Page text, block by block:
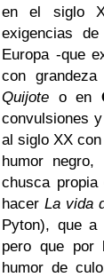
en el siglo
exigencias
Europa -que
con
Quijote o en
convulsiones
al siglo XX
humor
chusca
hacer La vida
Pyton), que
pero que por
humor de